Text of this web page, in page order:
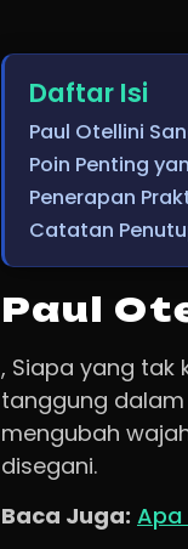
Daftar Isi
Paul Otellini
Poin Penting
Penerapan
Catatan
Paul
, Siapa yang tak
tanggung
mengubah
disegani.
Baca Juga: Apa